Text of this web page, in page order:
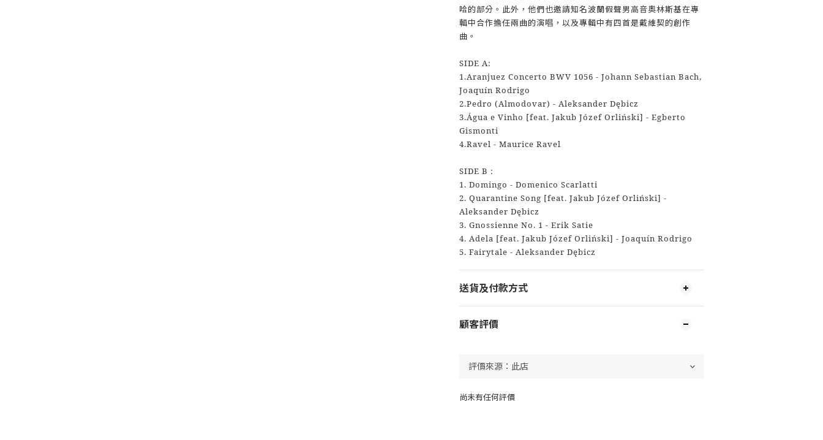
哈的部分。此外，他們也邀請知名波蘭假聲男高音奧林斯基在專
輯中合作擔任兩曲的演唱，以及專輯中有四首是戴維契的創作
曲。
SIDE A:
1.Aranjuez Concerto BWV 1056 - Johann Sebastian Bach,
Joaquín Rodrigo
2.Pedro (Almodovar) - Aleksander Dębicz
3.Água e Vinho [feat. Jakub Józef Orliński] - Egberto
Gismonti
4.Ravel - Maurice Ravel
SIDE B :
1. Domingo - Domenico Scarlatti
2. Quarantine Song [feat. Jakub Józef Orliński] -
Aleksander Dębicz
3. Gnossienne No. 1 - Erik Satie
4. Adela [feat. Jakub Józef Orliński] - Joaquín Rodrigo
5. Fairytale - Aleksander Dębicz
送貨及付款方式
顧客評價
尚未有任何評價